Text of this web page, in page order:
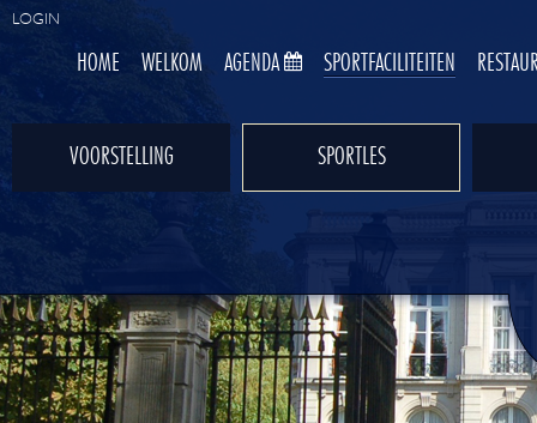
LOGIN
HOME WELKOM AGENDA SPORTFACILITEITEN
VOORSTELLING SPORTLES